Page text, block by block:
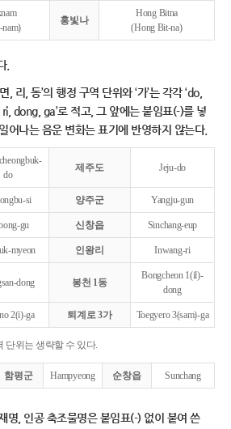
홍빛나
Hong Bitna
(Hong Bit-na)
.
, 리, 동’의 행정 구역 단위와 ‘가’는 각각 ‘do,
dong, ga’로 적고, 그 앞에는 붙임표(-)를 넣
어나는 음운 변화는 표기에 반영하지 않는다.
do
제주도 Jeju-do
si 양주군 Yangju-gun
gu 신창읍 Sinchang-eup
myeon 인왕리 Inwang-ri
dong 봉천 1동
Bongcheon 1(il)-
dong
2(i)-ga 퇴계로 3가 Toegyero 3(sam)-ga
단위는 생략할 수 있다.
함평군 Hampyeong 순창읍 Sunchang
명, 인공 축조물명은 붙임표(-) 없이 붙여 쓴